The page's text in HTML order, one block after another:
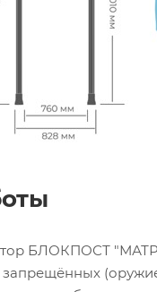
БЛОКПОСТ